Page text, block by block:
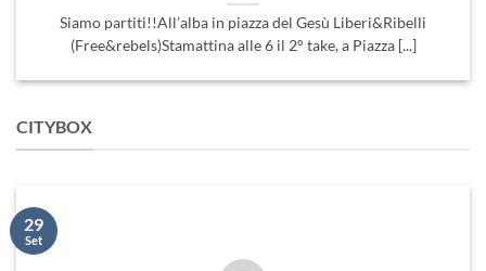
Siamo partiti!!All’alba in piazza del Gesù Liberi&Ribelli
(Free&rebels)Stamattina alle 6 il 2° take, a Piazza [...]
CITYBOX
29
Set